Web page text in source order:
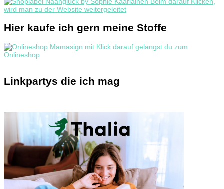
Hier kaufe ich gern meine Stoffe
Linkpartys die ich mag